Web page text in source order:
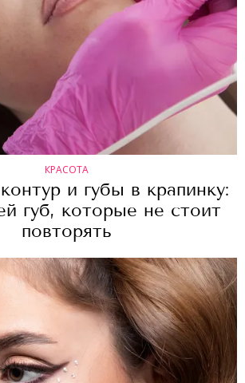
КРАСОТА
и губы в крапинку:
губ, которые не стоит
повторять